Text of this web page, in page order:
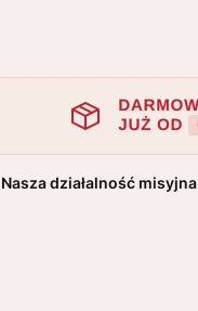
Nasza działalność misyjna